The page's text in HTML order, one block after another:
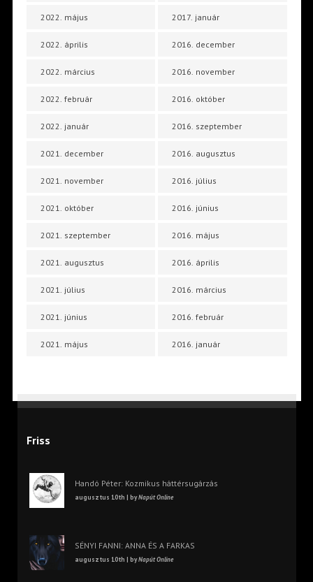
2022. május
2022. április
2022. március
2022. február
2022. január
2021. december
2021. november
2021. október
2021. szeptember
2021. augusztus
2021. július
2021. június
2021. május
2017. január
2016. december
2016. november
2016. október
2016. szeptember
2016. augusztus
2016. július
2016. június
2016. május
2016. április
2016. március
2016. február
2016. január
Friss
Handó Péter: Kozmikus háttérsugárzás
augusztus 10th | byNapút Online
SÉNYI FANNI: ANNA ÉS A FARKAS
augusztus 10th | byNapút Online